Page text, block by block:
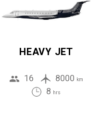
HEAVY JET
16 8000 km
8 hrs